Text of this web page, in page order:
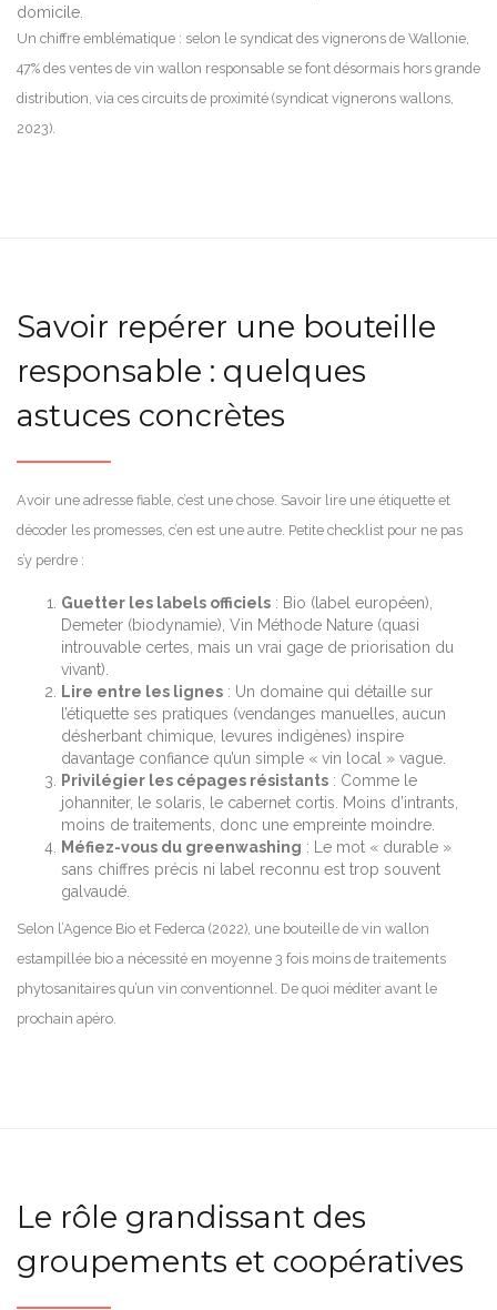
domicile.
Un chiffre emblématique : selon le syndicat des vignerons de Wallonie,
47% des ventes de vin wallon responsable se font désormais hors grande
distribution, via ces circuits de proximité (syndicat vignerons wallons,
2023).
Savoir repérer une bouteille
responsable : quelques
astuces concrètes
Avoir une adresse fiable, c’est une chose. Savoir lire une étiquette et
décoder les promesses, c’en est une autre. Petite checklist pour ne pas
s’y perdre :
Guetter les labels officiels : Bio (label européen),
Demeter (biodynamie), Vin Méthode Nature (quasi
introuvable certes, mais un vrai gage de priorisation du
vivant).
Lire entre les lignes : Un domaine qui détaille sur
l’étiquette ses pratiques (vendanges manuelles, aucun
désherbant chimique, levures indigènes) inspire
davantage confiance qu’un simple « vin local » vague.
Privilégier les cépages résistants : Comme le
johanniter, le solaris, le cabernet cortis. Moins d’intrants,
moins de traitements, donc une empreinte moindre.
Méfiez-vous du greenwashing : Le mot « durable »
sans chiffres précis ni label reconnu est trop souvent
galvaudé.
Selon l’Agence Bio et Federca (2022), une bouteille de vin wallon
estampillée bio a nécessité en moyenne 3 fois moins de traitements
phytosanitaires qu’un vin conventionnel. De quoi méditer avant le
prochain apéro.
Le rôle grandissant des
groupements et coopératives